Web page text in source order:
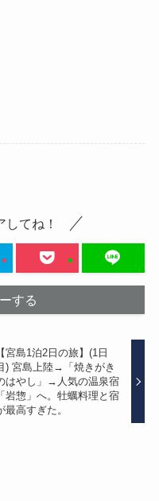
てね！
する
【宮島1泊2日の旅】(1日
) 宮島上陸→「焼きがき
はやし」→人気の温泉宿
「岩惣」へ。牡蠣料理と宿
最高すぎた。